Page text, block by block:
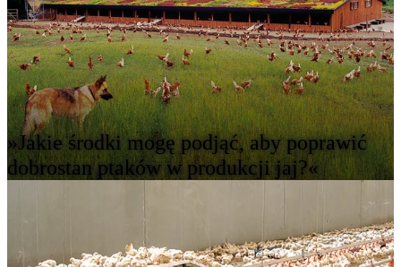
»Jakie środki mogę podjąć, aby poprawić
dobrostan ptaków w produkcji jaj?«